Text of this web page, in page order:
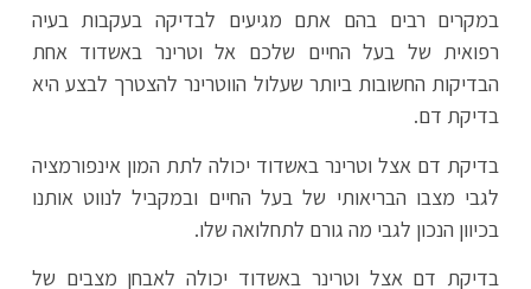
במקרים רבים בהם אתם מגיעים לבדיקה בעקבות בעיה
רפואית של בעל החיים שלכם אל וטרינר באשדוד אחת
הבדיקות החשובות ביותר שעלול הווטרינר להצטרך לבצע היא
בדיקת דם.
בדיקת דם אצל וטרינר באשדוד יכולה לתת המון אינפורמציה
לגבי מצבו הבריאותי של בעל החיים ובמקביל לנווט אותנו
בכיוון הנכון לגבי מה גורם לתחלואה שלו.
בדיקת דם אצל וטרינר באשדוד יכולה לאבחן מצבים של